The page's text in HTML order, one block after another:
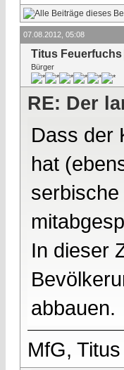
07.08.2012, 05:08
Titus Feuerfuchs
Bürger
RE: Der
Dass der
hat
In dieser
abbauen.
MfG,